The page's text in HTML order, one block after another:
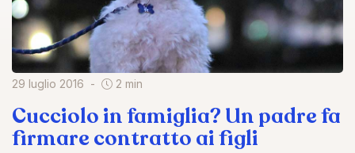
29 luglio 2016 2 min
Cucciolo in famiglia? Un padre fa
firmare contratto ai figli